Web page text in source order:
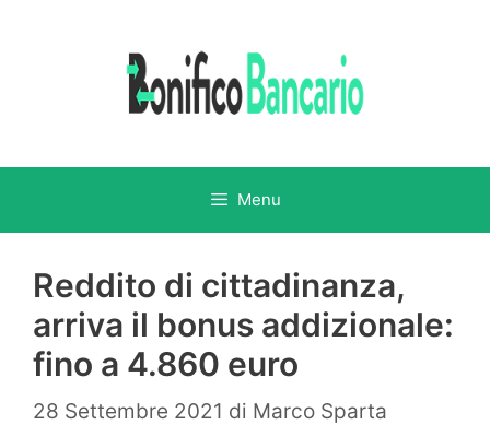
Menu
Reddito di cittadinanza,
arriva il bonus addizionale:
fino a 4.860 euro
28 Settembre 2021 di Marco Sparta